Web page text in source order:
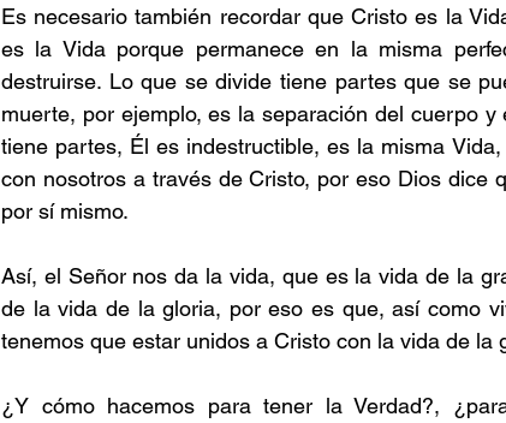
Es necesario también recordar que Cristo es la
es la Vida porque permanece en la misma
destruirse. Lo que se divide tiene partes que se
muerte, por ejemplo, es la separación del cuerpo
tiene partes, Él es indestructible, es la misma
con nosotros a través de Cristo, por eso Dios dice
por sí mismo.
Así, el Señor nos da la vida, que es la vida de la
de la vida de la gloria, por eso es que, así como
tenemos que estar unidos a Cristo con la vida de la
¿Y cómo hacemos para tener la Verdad?,